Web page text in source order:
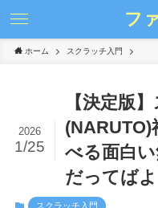
フ
ホーム スクラッチ入門
【決定版
(NARUTO)
べる面白
だってばよ
2026
1/25
スクラッチ入門